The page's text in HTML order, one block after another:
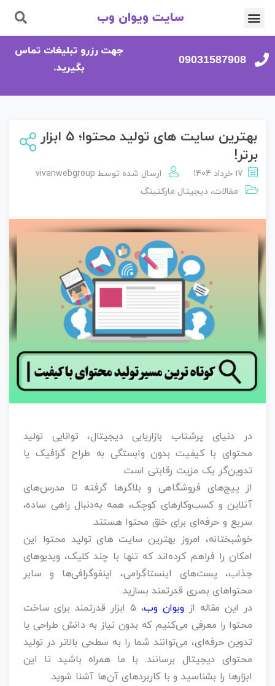
سایت ویوان وب
09031587908
جهت رزرو تبلیغات تماس
بگیرید.
بهترین سایت های تولید محتوا؛ 5 ابزار
برتر!
17 خرداد 1404 ارسال شده توسط vivanwebgroup
مقالات، دیجیتال مارکتینگ
در دنیای پرشتاب بازاریابی دیجیتال، توانایی تولید
محتوای با کیفیت بدون وابستگی به طراح گرافیک یا
تدوین‌گر یک مزیت رقابتی است.
از پیج‌های فروشگاهی و بلاگرها گرفته تا مدرس‌های
آنلاین و کسب‌وکارهای کوچک، همه به‌دنبال راهی ساده،
سریع و حرفه‌ای برای خلق محتوا هستند.
خوشبختانه، امروز بهترین سایت های تولید محتوا این
امکان را فراهم کرده‌اند که تنها با چند کلیک، ویدیوهای
جذاب، پست‌های اینستاگرامی، اینفوگرافی‌ها و سایر
محتواهای بصری قدرتمند بسازید.
در این مقاله از ویوان وب
، ۵ ابزار قدرتمند برای ساخت
محتوا را معرفی می‌کنیم که بدون نیاز به دانش طراحی یا
تدوین حرفه‌ای، می‌توانند شما را به سطحی بالاتر در تولید
محتوای دیجیتال برسانند. با ما همراه باشید تا این
ابزارها را بشناسید و با کاربردهای آن‌ها آشنا شوید.